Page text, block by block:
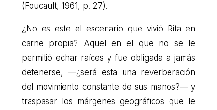
(Foucault, 1961, p. 27).
¿No es este el escenario que vivió Rita en
carne propia? Aquel en el que no se le
permitió echar raíces y fue obligada a jamás
detenerse, —¿será esta una reverberación
del movimiento constante de sus manos?— y
traspasar los márgenes geográficos que le